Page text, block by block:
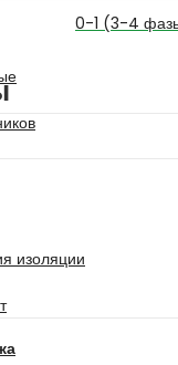
изоляции
0-1 (3-4